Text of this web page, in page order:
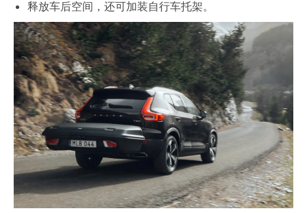
释放车后空间，还可加装自行车托架。